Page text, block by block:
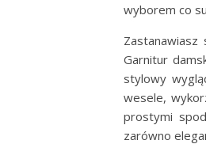
wyborem co
Garnitur
stylowy
wesele,
prostymi
zarówno